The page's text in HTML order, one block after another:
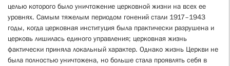
целью которого было уничтожение церковной жизни на всех ее
уровнях. Самым тяжелым периодом гонений стали 1917–1943
годы, когда церковная институция была практически разрушена и
церковь лишилась единого управления; церковная жизнь
фактически приняла локальный характер. Однако жизнь Церкви не
была полностью уничтожена, но больше стала проявлять себя в